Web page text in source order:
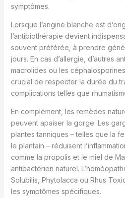
symptômes.
Lorsque l’angine blanche est
l’antibiothérapie devient
souvent préférée, à prendre
jours. En cas d’allergie, d’autres
macrolides ou les
crucial de respecter la durée du
complications telles que
En complément, les remèdes
peuvent apaiser la gorge. Les
plantes tanniques – telles que la
le plantain – réduisent
comme la propolis et le miel de
antibactérien naturel.
Solubilis, Phytolacca ou Rhus
les symptômes spécifiques.